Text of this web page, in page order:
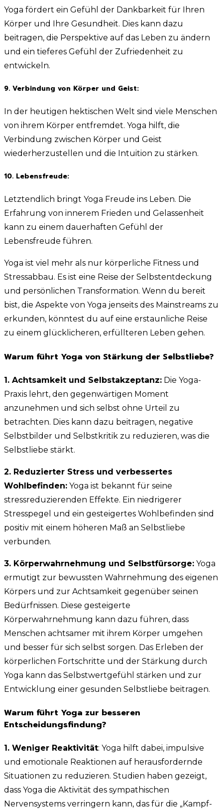
Yoga fördert ein Gefühl der Dankbarkeit für Ihren
Körper und Ihre Gesundheit. Dies kann dazu
beitragen, die Perspektive auf das Leben zu ändern
und ein tieferes Gefühl der Zufriedenheit zu
entwickeln.
9. Verbindung von Körper und Geist:
In der heutigen hektischen Welt sind viele Menschen
von ihrem Körper entfremdet. Yoga hilft, die
Verbindung zwischen Körper und Geist
wiederherzustellen und die Intuition zu stärken.
10. Lebensfreude:
Letztendlich bringt Yoga Freude ins Leben. Die
Erfahrung von innerem Frieden und Gelassenheit
kann zu einem dauerhaften Gefühl der
Lebensfreude führen.
Yoga ist viel mehr als nur körperliche Fitness und
Stressabbau. Es ist eine Reise der Selbstentdeckung
und persönlichen Transformation. Wenn du bereit
bist, die Aspekte von Yoga jenseits des Mainstreams zu
erkunden, könntest du auf eine erstaunliche Reise
zu einem glücklicheren, erfüllteren Leben gehen.
Warum führt Yoga von Stärkung der Selbstliebe?
1. Achtsamkeit und Selbstakzeptanz: Die Yoga-
Praxis lehrt, den gegenwärtigen Moment
anzunehmen und sich selbst ohne Urteil zu
betrachten. Dies kann dazu beitragen, negative
Selbstbilder und Selbstkritik zu reduzieren, was die
Selbstliebe stärkt.
2. Reduzierter Stress und verbessertes
Wohlbefinden: Yoga ist bekannt für seine
stressreduzierenden Effekte. Ein niedrigerer
Stresspegel und ein gesteigertes Wohlbefinden sind
positiv mit einem höheren Maß an Selbstliebe
verbunden.
3. Körperwahrnehmung und Selbstfürsorge: Yoga
ermutigt zur bewussten Wahrnehmung des eigenen
Körpers und zur Achtsamkeit gegenüber seinen
Bedürfnissen. Diese gesteigerte
Körperwahrnehmung kann dazu führen, dass
Menschen achtsamer mit ihrem Körper umgehen
und besser für sich selbst sorgen. Das Erleben der
körperlichen Fortschritte und der Stärkung durch
Yoga kann das Selbstwertgefühl stärken und zur
Entwicklung einer gesunden Selbstliebe beitragen.
Warum führt Yoga zur besseren
Entscheidungsfindung?
1. Weniger Reaktivität: Yoga hilft dabei, impulsive
und emotionale Reaktionen auf herausfordernde
Situationen zu reduzieren. Studien haben gezeigt,
dass Yoga die Aktivität des sympathischen
Nervensystems verringern kann, das für die „Kampf-